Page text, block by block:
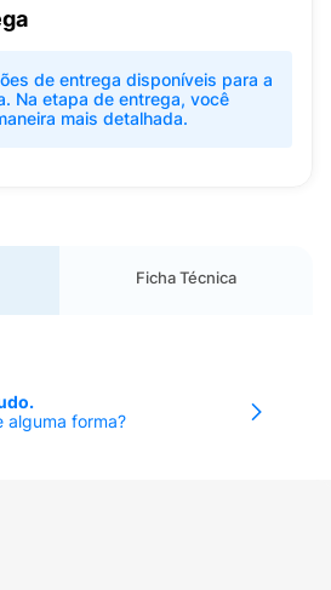
de entrega disponíveis para a
Na etapa de entrega, você
mais detalhada.
Ficha Técnica
alguma forma?